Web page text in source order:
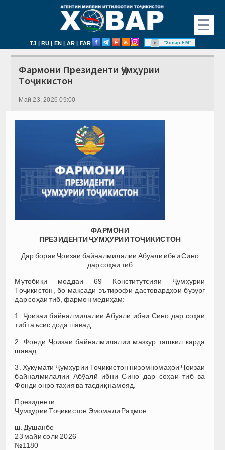
☰
TJ | RU | EN | AR | FAR "Ховар FM"
Фармони Президенти Ҷумҳурии
Тоҷикистон
Май 23, 2026 09:00
ФАРМОНИ
ПРЕЗИДЕНТИ ҶУМҲУРИИ ТОҶИКИСТОН
Дар бораи Ҷоизаи байналмилалии Абӯалӣ ибни Сино
дар соҳаи тиб
Мутобиқи моддаи 69 Конститутсияи Ҷумҳурии
Тоҷикистон, бо мақсади эътирофи дастовардҳои бузург
дар соҳаи тиб, фармон медиҳам:
1. Ҷоизаи байналмилалии Абӯалӣ ибни Сино дар соҳаи
тиб таъсис дода шавад.
2. Фонди Ҷоизаи байналмилалии мазкур ташкил карда
шавад.
3. Ҳукумати Ҷумҳурии Тоҷикистон низомномаҳои Ҷоизаи
байналмилалии Абӯалӣ ибни Сино дар соҳаи тиб ва
Фонди онро таҳия ва тасдиқ намояд.
Президенти
Ҷумҳурии Тоҷикистон Эмомалӣ Раҳмон
ш. Душанбе
23 майи соли 2026
№1180